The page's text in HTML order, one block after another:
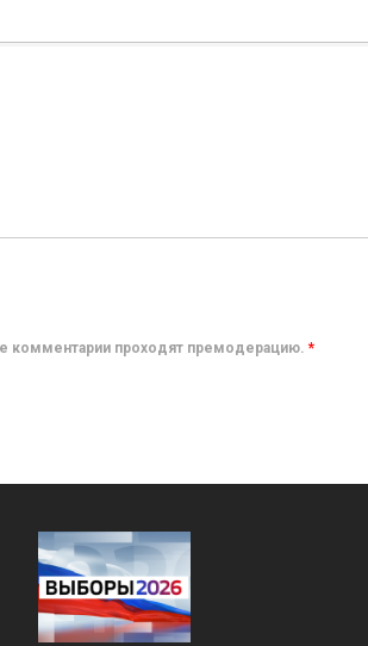
комментарии проходят премодерацию. *